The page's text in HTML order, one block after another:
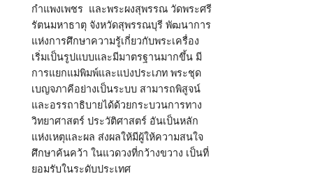
กำแพงเพชร และพระผงสุพรรณ วัดพระศรี
รัตนมหาธาตุ จังหวัดสุพรรณบุรี พัฒนาการ
แห่งการศึกษาความรู้เกี่ยวกับพระเครื่อง
เริ่มเป็นรูปแบบและมีมาตรฐานมากขึ้น มี
การแยกแม่พิมพ์และแบ่งประเภท พระชุด
เบญจภาคีอย่างเป็นระบบ สามารถพิสูจน์
และอรรถาธิบายได้ด้วยกระบวนการทาง
วิทยาศาสตร์ ประวัติศาสตร์ อันเป็นหลัก
แห่งเหตุและผล ส่งผลให้มีผู้ให้ความสนใจ
ศึกษาค้นคว้า ในแวดวงที่กว้างขวาง เป็นที่
ยอมรับในระดับประเทศ